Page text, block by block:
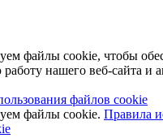
файлы cookie, чтобы
нашего веб-сайта и
файлов cookie
файлы cookie. Правила